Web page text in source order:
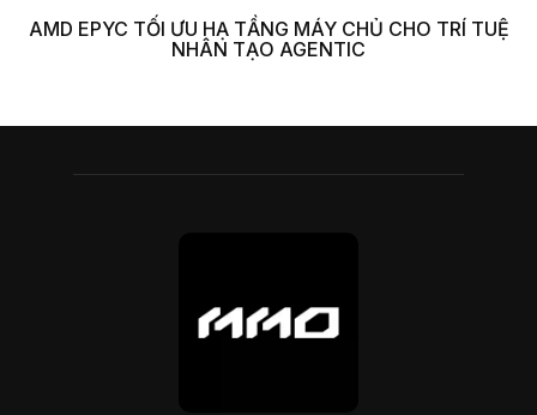
AMD EPYC TỐI ƯU HẠ TẦNG MÁY CHỦ CHO TRÍ TUỆ
NHÂN TẠO AGENTIC